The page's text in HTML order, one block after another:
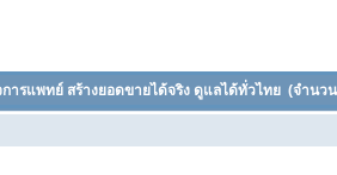
ารแพทย์ สร้างยอดขายได้จริง ดูแลได้ทั่วไทย (จำนว